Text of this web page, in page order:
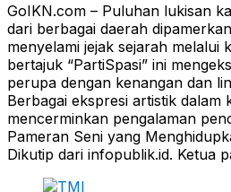
GoIKN.com – Puluhan lukisan
dari berbagai daerah
menyelami jejak sejarah melalui
bertajuk “PartiSpasi” ini
perupa dengan kenangan dan
Berbagai ekspresi artistik dalam
mencerminkan pengalaman
Pameran Seni yang
Dikutip dari infopublik.id. Ketua